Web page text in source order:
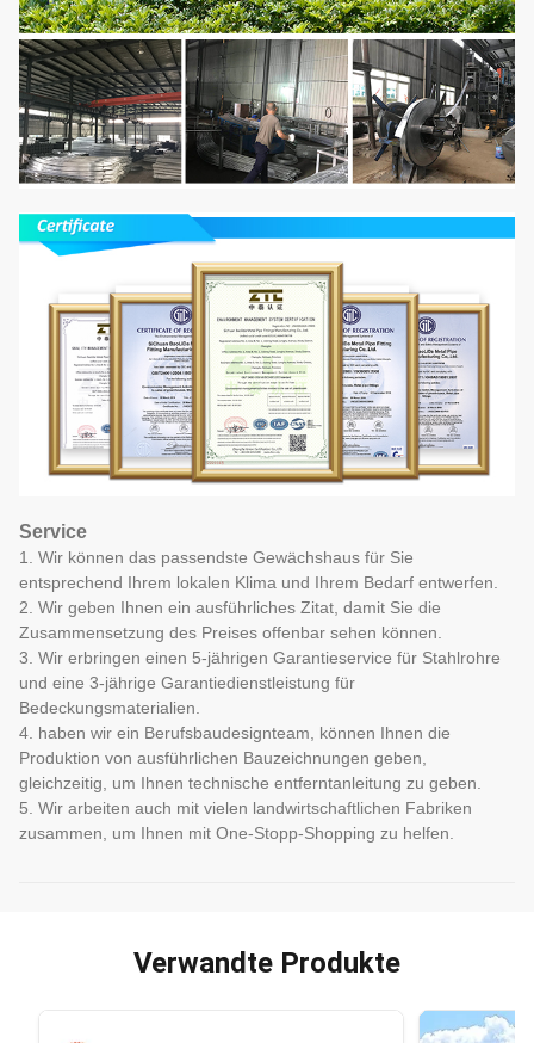
Service
1. Wir können das passendste Gewächshaus für Sie
entsprechend Ihrem lokalen Klima und Ihrem Bedarf entwerfen.
2. Wir geben Ihnen ein ausführliches Zitat, damit Sie die
Zusammensetzung des Preises offenbar sehen können.
3. Wir erbringen einen 5-jährigen Garantieservice für Stahlrohre
und eine 3-jährige Garantiedienstleistung für
Bedeckungsmaterialien.
4. haben wir ein Berufsbaudesignteam, können Ihnen die
Produktion von ausführlichen Bauzeichnungen geben,
gleichzeitig, um Ihnen technische entferntanleitung zu geben.
5. Wir arbeiten auch mit vielen landwirtschaftlichen Fabriken
zusammen, um Ihnen mit One-Stopp-Shopping zu helfen.
Verwandte Produkte